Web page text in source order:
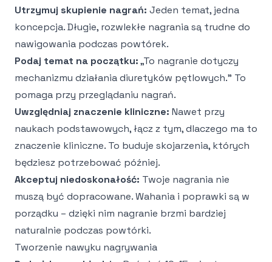
Utrzymuj skupienie nagrań: Jeden temat, jedna
koncepcja. Długie, rozwlekłe nagrania są trudne do
nawigowania podczas powtórek.
Podaj temat na początku:„To nagranie dotyczy
mechanizmu działania diuretyków pętlowych." To
pomaga przy przeglądaniu nagrań.
Uwzględniaj znaczenie kliniczne: Nawet przy
naukach podstawowych, łącz z tym, dlaczego ma to
znaczenie kliniczne. To buduje skojarzenia, których
będziesz potrzebować później.
Akceptuj niedoskonałość: Twoje nagrania nie
muszą być dopracowane. Wahania i poprawki są w
porządku – dzięki nim nagranie brzmi bardziej
naturalnie podczas powtórki.
Tworzenie nawyku nagrywania